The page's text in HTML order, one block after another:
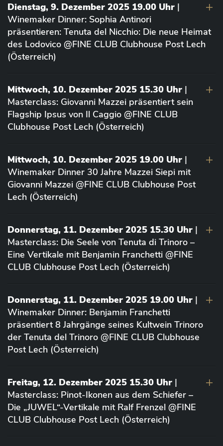
Dienstag, 9. Dezember 2025 19.00 Uhr |
Winemaker Dinner: Sophia Antinori
präsentieren: Tenuta del Nicchio: Die neue Heimat
des Lodovico @FINE CLUB Clubhouse Post Lech
(Österreich)
Mittwoch, 10. Dezember 2025 15.30 Uhr |
Masterclass: Giovanni Mazzei präsentiert sein
Flagship Ipsus von Il Caggio @FINE CLUB
Clubhouse Post Lech (Österreich)
Mittwoch, 10. Dezember 2025 19.00 Uhr |
Winemaker Dinner 30 Jahre Mazzei Siepi mit
Giovanni Mazzei @FINE CLUB Clubhouse Post
Lech (Österreich)
Donnerstag, 11. Dezember 2025 15.30 Uhr |
Masterclass: Die Seele von Tenuta di Trinoro –
Eine Vertikale mit Benjamin Franchetti @FINE
CLUB Clubhouse Post Lech (Österreich)
Donnerstag, 11. Dezember 2025 19.00 Uhr |
Winemaker Dinner: Benjamin Franchetti
präsentiert 8 Jahrgänge seines Kultwein Trinoro
der Tenuta del Trinoro @FINE CLUB Clubhouse
Post Lech (Österreich)
Freitag, 12. Dezember 2025 15.30 Uhr |
Masterclass: Pinot-Ikonen aus dem Schiefer –
Die „JUWEL“-Vertikale mit Ralf Frenzel @FINE
CLUB Clubhouse Post Lech (Österreich)